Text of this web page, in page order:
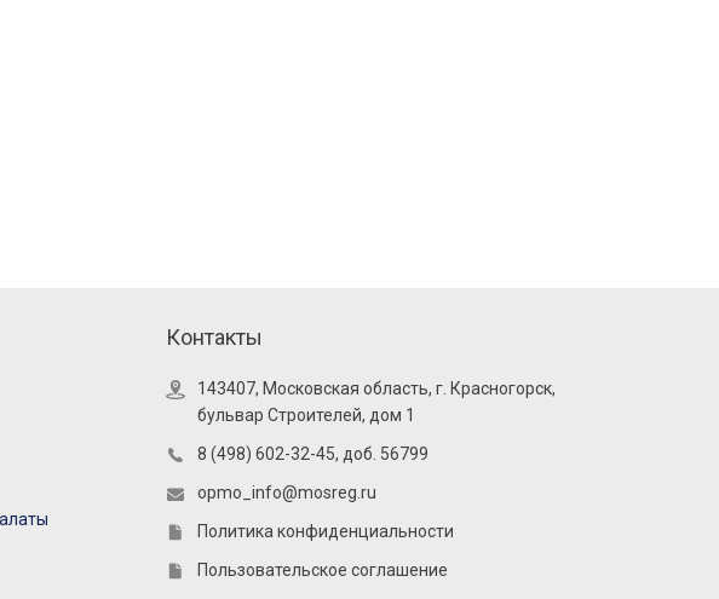
Контакты
143407, Московская область, г. Красногорск,
бульвар Строителей, дом 1
8 (498) 602-32-45, доб. 56799
opmo_info@mosreg.ru
Политика конфиденциальности
Пользовательское соглашение